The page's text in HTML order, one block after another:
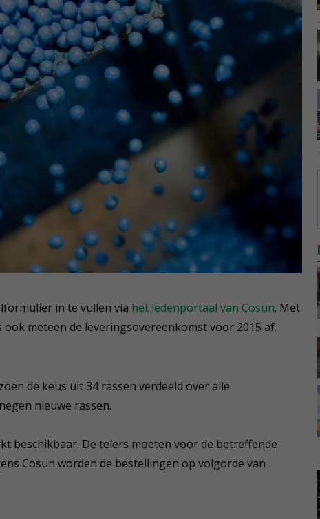
in te vullen via het ledenportaal van Cosun. Met
meteen de leveringsovereenkomst voor 2015 af.
de keus uit 34 rassen verdeeld over alle
nieuwe rassen.
beschikbaar. De telers moeten voor de betreffende
Cosun worden de bestellingen op volgorde van